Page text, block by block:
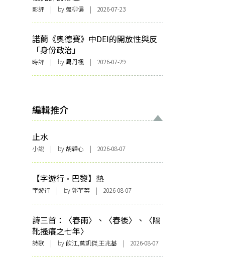
影評 | by 盤柳儂 | 2026-07-23
諾蘭《奧德賽》中DEI的開放性與反
「身份政治」
時評 | by 周丹楓 | 2026-07-29
編輯推介
止水
小說 | by 胡韡心 | 2026-08-07
【字遊行·巴黎】熱
字遊行 | by 郭芊葉 | 2026-08-07
詩三首：〈春雨〉、〈春後〉、〈隔
靴搔癢之七年〉
詩歌 | by 飲江,莫凱傑,王兆基 | 2026-08-07